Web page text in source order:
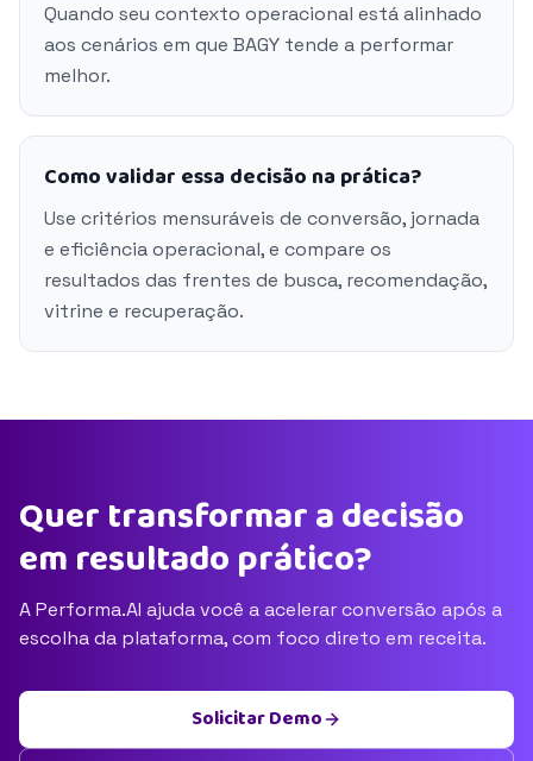
Quando seu contexto operacional está alinhado
aos cenários em que BAGY tende a performar
melhor.
Como validar essa decisão na prática?
Use critérios mensuráveis de conversão, jornada
e eficiência operacional, e compare os
resultados das frentes de busca, recomendação,
vitrine e recuperação.
Quer transformar a decisão
em resultado prático?
A Performa.AI ajuda você a acelerar conversão após a
escolha da plataforma, com foco direto em receita.
Solicitar Demo